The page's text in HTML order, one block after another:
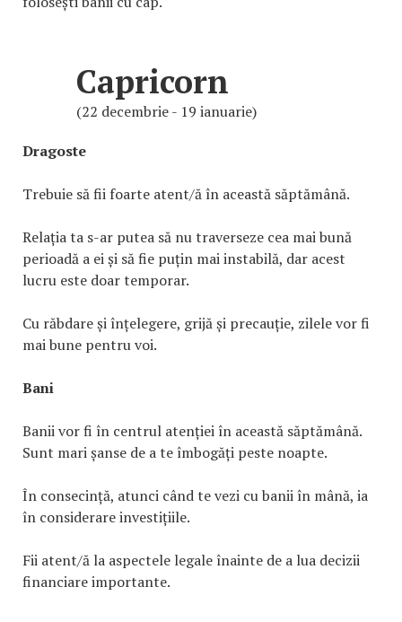
Capricorn
(22 decembrie - 19 ianuarie)
Dragoste
Trebuie să fii foarte atent/ă în această săptămână.
Relația ta s-ar putea să nu traverseze cea mai bună
perioadă a ei și să fie puțin mai instabilă, dar acest
lucru este doar temporar.
Cu răbdare și înțelegere, grijă și precauție, zilele vor fi
mai bune pentru voi.
Bani
Banii vor fi în centrul atenției în această săptămână.
Sunt mari șanse de a te îmbogăți peste noapte.
În consecință, atunci când te vezi cu banii în mână, ia
în considerare investițiile.
Fii atent/ă la aspectele legale înainte de a lua decizii
financiare importante.